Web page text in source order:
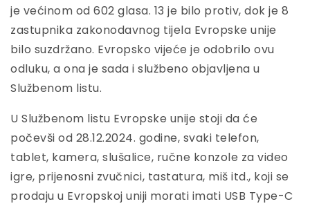
je većinom od 602 glasa. 13 je bilo protiv, dok je 8
zastupnika zakonodavnog tijela Evropske unije
bilo suzdržano. Evropsko vijeće je odobrilo ovu
odluku, a ona je sada i službeno objavljena u
Službenom listu.
U Službenom listu Evropske unije stoji da će
počevši od 28.12.2024. godine, svaki telefon,
tablet, kamera, slušalice, ručne konzole za video
igre, prijenosni zvučnici, tastatura, miš itd., koji se
prodaju u Evropskoj uniji morati imati USB Type-C